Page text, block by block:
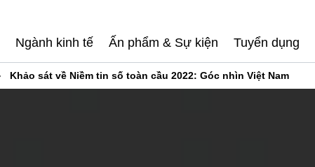
Ngành kinh tế Ấn phẩm & Sự kiện Tuyển dụng
Khảo sát về Niềm tin số toàn cầu 2022: Góc nhìn Việt Nam